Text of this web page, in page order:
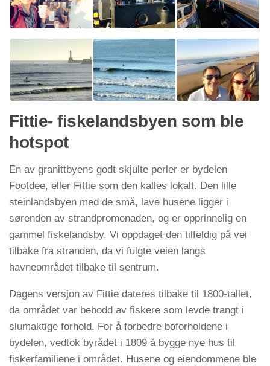
Fittie- fiskelandsbyen som ble
hotspot
En av granittbyens godt skjulte perler er bydelen
Footdee, eller Fittie som den kalles lokalt. Den lille
steinlandsbyen med de små, lave husene ligger i
sørenden av strandpromenaden, og er opprinnelig en
gammel fiskelandsby. Vi oppdaget den tilfeldig på vei
tilbake fra stranden, da vi fulgte veien langs
havneområdet tilbake til sentrum.
Dagens versjon av Fittie dateres tilbake til 1800-tallet,
da området var bebodd av fiskere som levde trangt i
slumaktige forhold. For å forbedre boforholdene i
bydelen, vedtok byrådet i 1809 å bygge nye hus til
fiskerfamiliene i området. Husene og eiendommene ble